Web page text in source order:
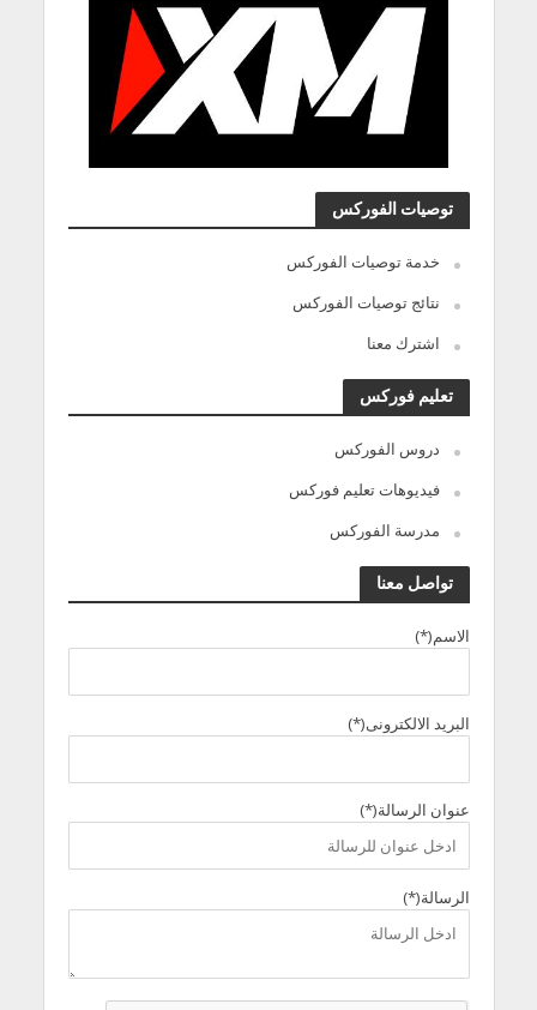
توصيات الفوركس
خدمة توصيات الفوركس
نتائج توصيات الفوركس
اشترك معنا
تعليم فوركس
دروس الفوركس
فيديوهات تعليم فوركس
مدرسة الفوركس
تواصل معنا
الاسم(*)
البريد الالكترونى(*)
عنوان الرسالة(*)
الرسالة(*)